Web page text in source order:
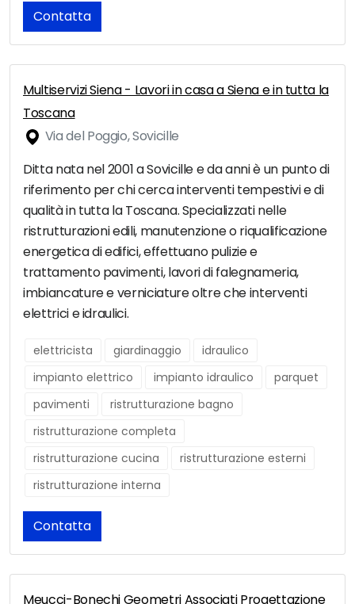
Contatta
Multiservizi Siena - Lavori in casa a Siena e in tutta la
Toscana
Via del Poggio, Sovicille
Ditta nata nel 2001 a Sovicille e da anni è un punto di
riferimento per chi cerca interventi tempestivi e di
qualità in tutta la Toscana. Specializzati nelle
ristrutturazioni edili, manutenzione o riqualificazione
energetica di edifici, effettuano pulizie e
trattamento pavimenti, lavori di falegnameria,
imbiancature e verniciature oltre che interventi
elettrici e idraulici.
elettricista giardinaggio
idraulico
impianto elettrico
impianto idraulico
parquet
pavimenti
ristrutturazione bagno
ristrutturazione completa
ristrutturazione cucina
ristrutturazione esterni
ristrutturazione interna
Contatta
Meucci-Bonechi Geometri Associati Progettazione